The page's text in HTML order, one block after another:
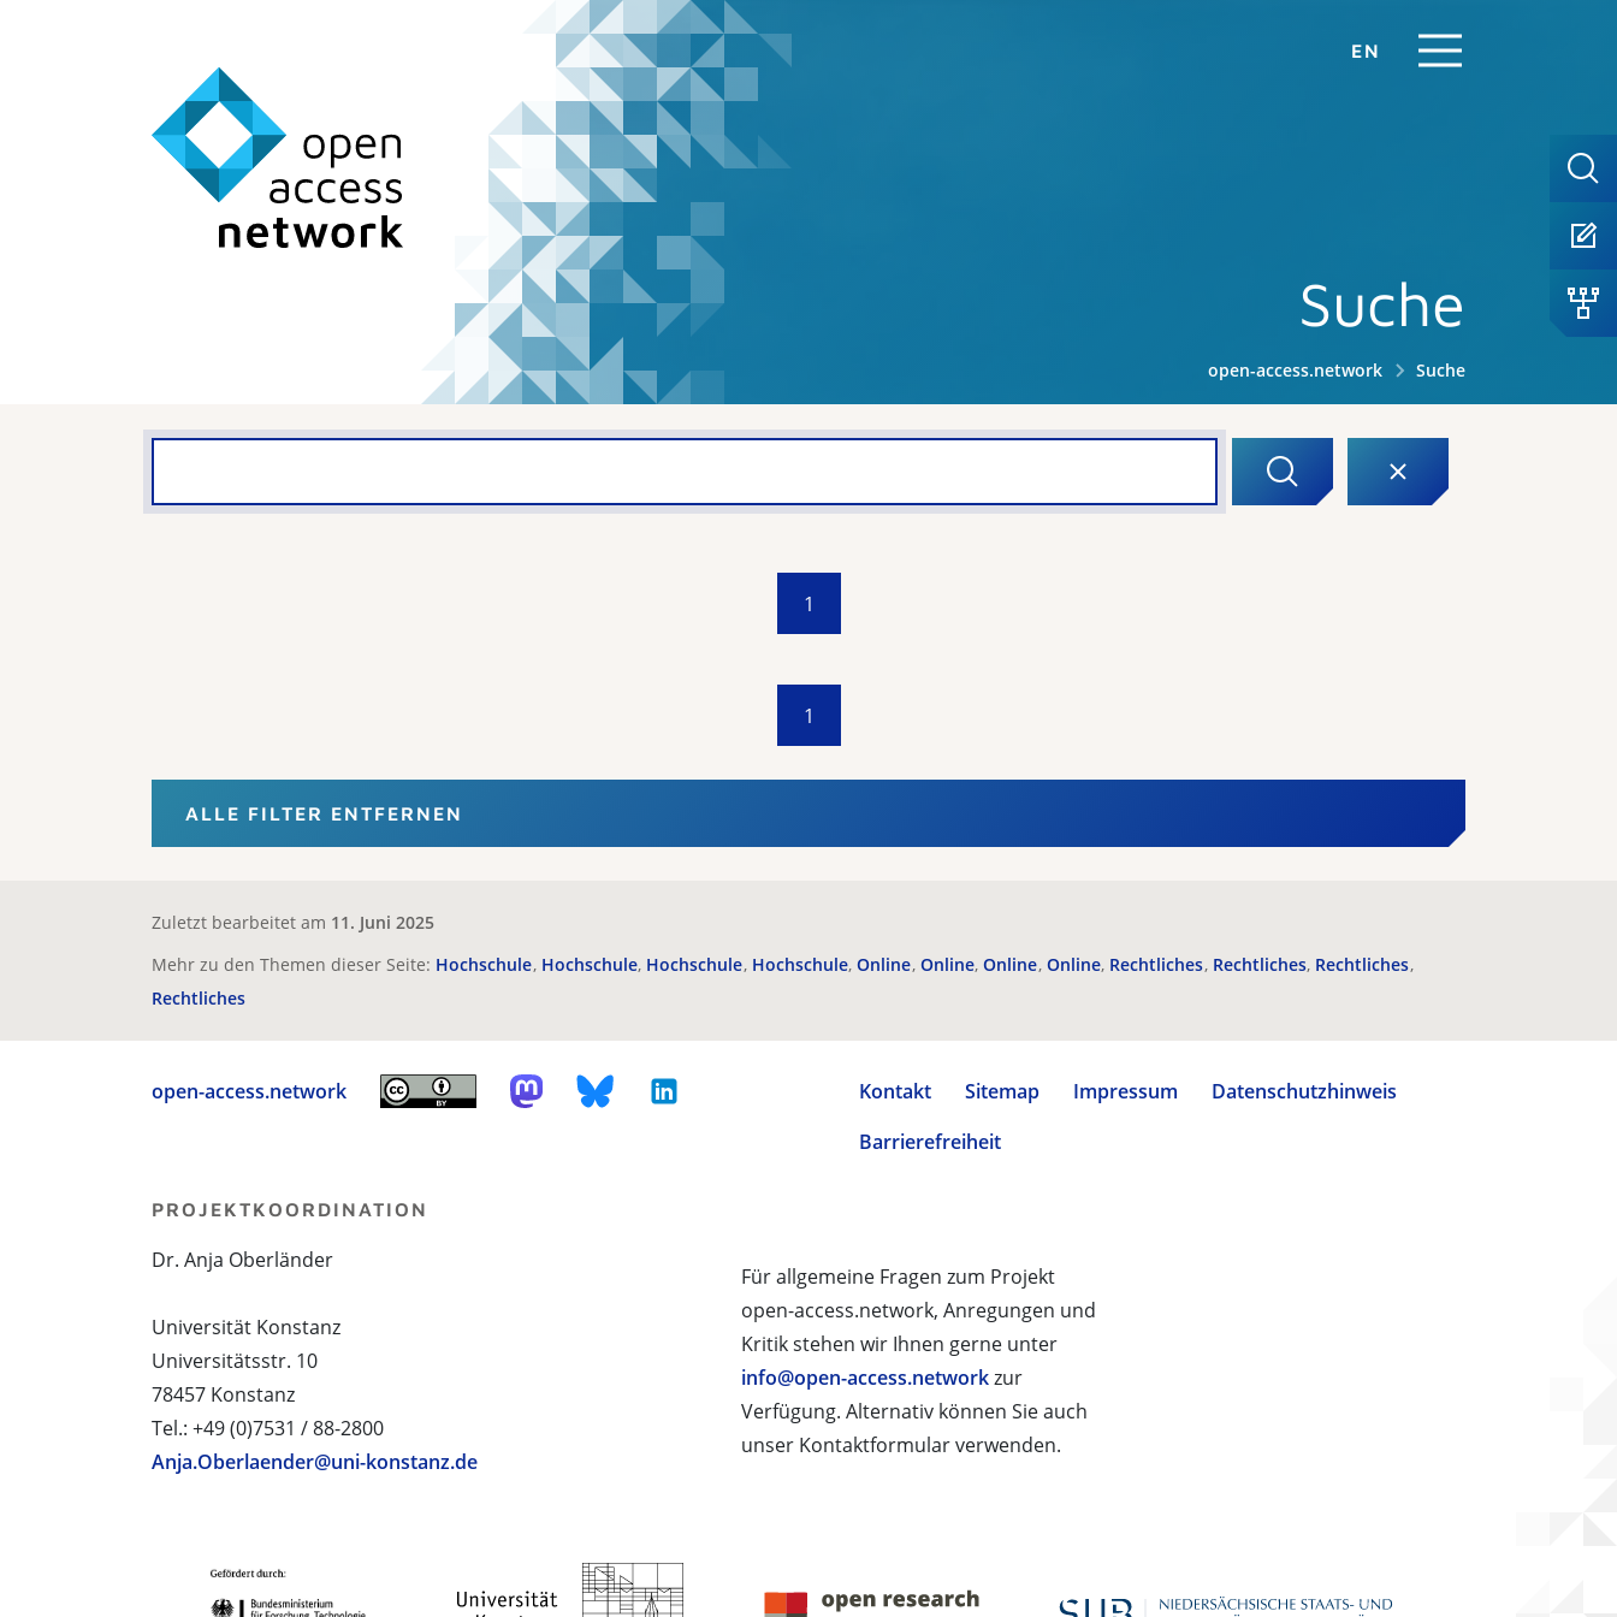
EN
Suche
open-access.network Suche
1
1
ALLE FILTER ENTFERNEN
Zuletzt bearbeitet am 11. Juni 2025
Mehr zu den Themen dieser Seite: Hochschule Hochschule Hochschule Hochschule Online Online Online Online Rechtliches Rechtliches Rechtliches
Rechtliches
open-access.network Kontakt Sitemap Impressum
Datenschutzhinweis
Barrierefreiheit
Für allgemeine Fragen zum Projekt
open-access.network, Anregungen und
Kritik stehen wir Ihnen gerne unter
info@open-access.networkzur
Verfügung. Alternativ können Sie auch
unser Kontaktformular verwenden.
PROJEKTKOORDINATION
Dr. Anja Oberländer
Universität Konstanz
Universitätsstr. 10
78457 Konstanz
Tel.: +49 (0)7531 / 88-2800
Anja.Oberlaender@uni-konstanz.de